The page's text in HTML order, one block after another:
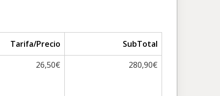
Tarifa/Precio
SubTotal
26,50€ 280,90€